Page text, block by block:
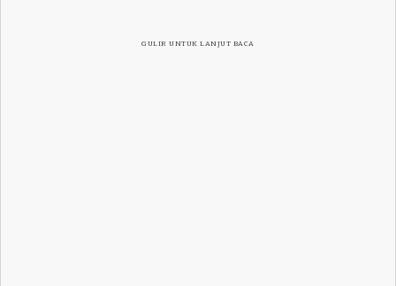
GULIR UNTUK LANJUT BACA